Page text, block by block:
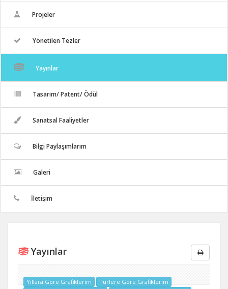
Projeler
Yönetilen Tezler
Yayınlar
Tasarım/ Patent/ Ödül
Sanatsal Faaliyetler
Bilgi Paylaşımlarım
Galeri
İletişim
Yayınlar
Yıllara Göre Grafiklerim
Türlere Göre Grafiklerim